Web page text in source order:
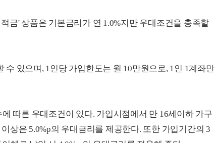
금' 상품은 기본금리가 연 1.0%지만 우대조건을 충족할
있으며, 1인당 가입한도는 월 10만원으로, 1인 1계좌만
따른 우대조건이 있다. 가입시점에서 만 16세이하 가구
상은 5.0%p의 우대금리를 제공한다. 또한 가입기간의 3